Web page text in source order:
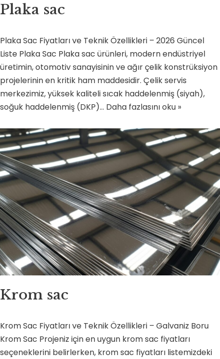
Plaka sac
Plaka Sac Fiyatları ve Teknik Özellikleri – 2026 Güncel
Liste Plaka Sac Plaka sac ürünleri, modern endüstriyel
üretimin, otomotiv sanayisinin ve ağır çelik konstrüksiyon
projelerinin en kritik ham maddesidir. Çelik servis
merkezimiz, yüksek kaliteli sıcak haddelenmiş (siyah),
soğuk haddelenmiş (DKP)… Daha fazlasını oku »
Krom sac
Krom Sac Fiyatları ve Teknik Özellikleri – Galvaniz Boru
Krom Sac Projeniz için en uygun krom sac fiyatları
seçeneklerini belirlerken, krom sac fiyatları listemizdeki